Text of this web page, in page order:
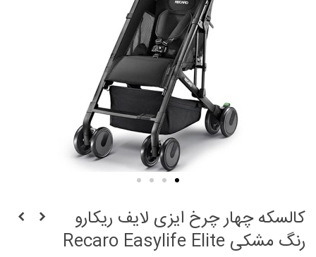
کالسکه چهار چرخ ایزی لایف ریکارو
رنگ مشکی Recaro Easylife Elite